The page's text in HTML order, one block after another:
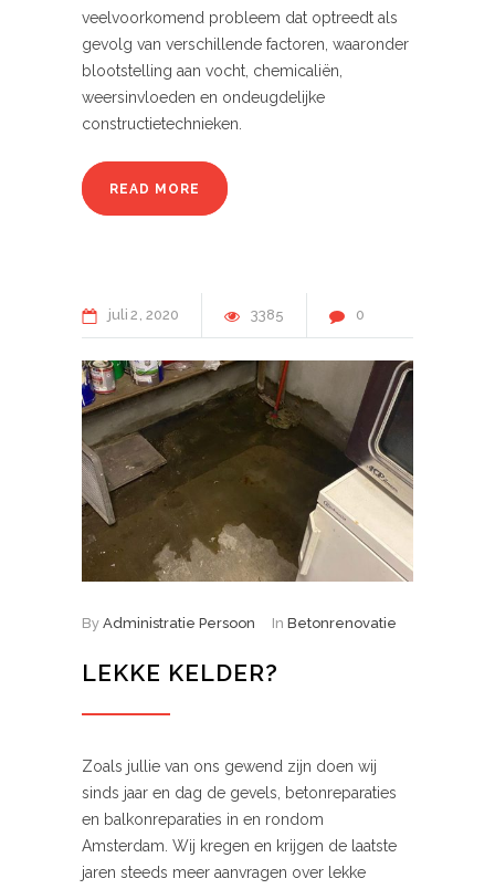
veelvoorkomend probleem dat optreedt als
gevolg van verschillende factoren, waaronder
blootstelling aan vocht, chemicaliën,
weersinvloeden en ondeugdelijke
constructietechnieken.
READ MORE
juli 2 2020 3385 0
By Administratie Persoon In Betonrenovatie
LEKKE KELDER?
Zoals jullie van ons gewend zijn doen wij
sinds jaar en dag de gevels, betonreparaties
en balkonreparaties in en rondom
Amsterdam. Wij kregen en krijgen de laatste
jaren steeds meer aanvragen over lekke